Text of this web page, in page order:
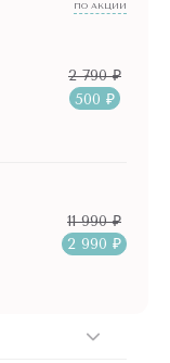
ПО АКЦИИ
2 790 ₽
500 ₽
11 990 ₽
2 990 ₽